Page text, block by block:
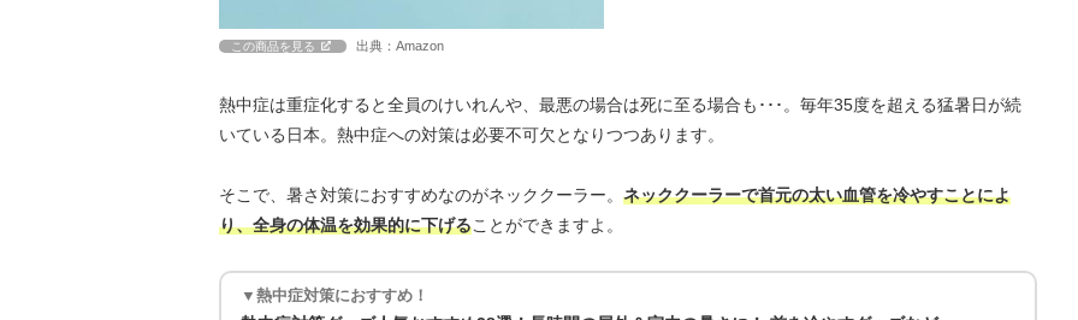
この商品を見る 出典：Amazon
熱中症は重症化すると全員のけいれんや、最悪の場合は死に至る場合も･･･。毎年35度を超える猛暑日が続
いている日本。熱中症への対策は必要不可欠となりつつあります。
そこで、暑さ対策におすすめなのがネッククーラー。 ネッククーラーで首元の太い血管を冷やすことによ
り、全身の体温を効果的に下げることができますよ。
▼熱中症対策におすすめ！